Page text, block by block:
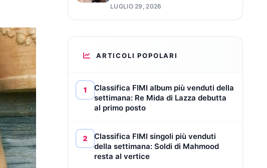
LUGLIO 29, 2026
ARTICOLI POPOLARI
1
Classifica FIMI album più venduti della
settimana: Re Mida di Lazza debutta
al primo posto
2
Classifica FIMI singoli più venduti
della settimana: Soldi di Mahmood
resta al vertice